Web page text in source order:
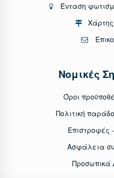
Ένταση
Νομικές
Όροι
Πολιτική
Επιστροφές
Ασφάλεια
Προσωπικά